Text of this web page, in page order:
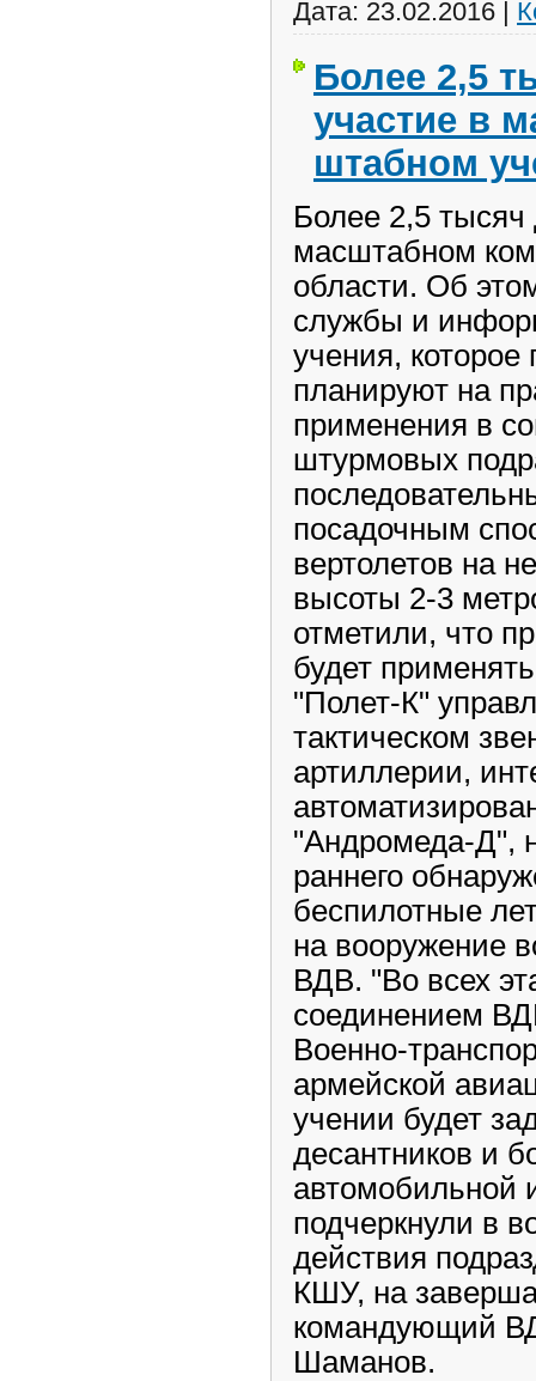
Дата: 23.02.2016 |
Более 2,5
участие в
штабном
Более 2,5 тысяч
масштабном
области. Об
службы и
учения,
планируют на
применения в
штурмовых
посадочным
вертолетов на
высоты 2-3
отметили, что
будет
"Полет-К"
тактическом
артиллерии,
"Андромеда-Д",
раннего
беспилотные
на вооружение
ВДВ. "Во всех
соединением
Военно-
армейской
учении будет
десантников и
автомобильной
подчеркнули в
действия
КШУ, на
командующий
Шаманов.